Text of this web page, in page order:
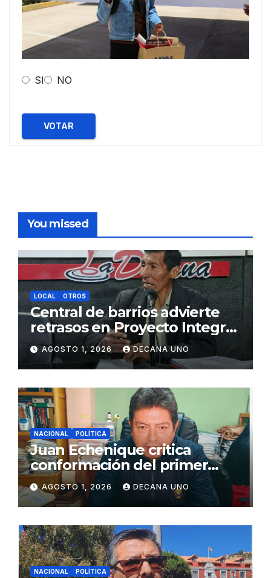
SI NO
VOTAR
You missed
LOCAL OTROS
Central de barrios advierte
retrasos en Proyecto Integral
de Agua y Alcantarillado para
Juliaca
AGOSTO 1, 2026 DECANA UNO
NACIONAL POLÍTICA
Juan Echenique critica
conformación del primer
gabinete ministerial de Keiko
Fujimori
AGOSTO 1, 2026 DECANA UNO
NACIONAL POLÍTICA